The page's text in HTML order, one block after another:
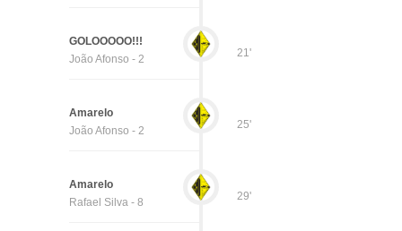
21'
GOLOOOOO!!!
João Afonso - 2
25'
Amarelo
João Afonso - 2
29'
Amarelo
Rafael Silva - 8